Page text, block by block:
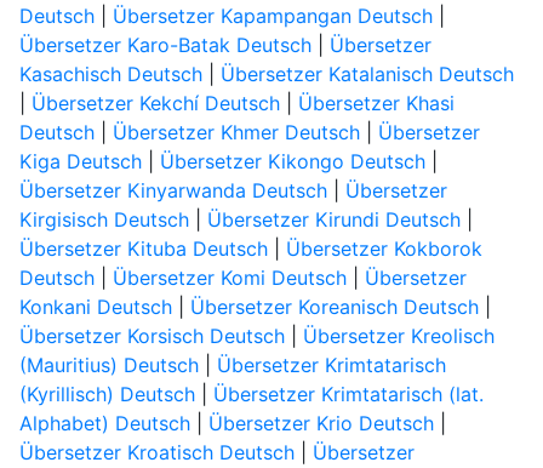
Deutsch| Übersetzer Kapampangan Deutsch|
Übersetzer Karo-Batak Deutsch| Übersetzer
Kasachisch Deutsch| Übersetzer Katalanisch Deutsch
Übersetzer Kekchí Deutsch| Übersetzer Khasi
Deutsch| Übersetzer Khmer Deutsch| Übersetzer
Kiga Deutsch| Übersetzer Kikongo Deutsch|
Übersetzer Kinyarwanda Deutsch| Übersetzer
Kirgisisch Deutsch| Übersetzer Kirundi Deutsch|
Übersetzer Kituba Deutsch| Übersetzer Kokborok
Deutsch| Übersetzer Komi Deutsch| Übersetzer
Konkani Deutsch| Übersetzer Koreanisch Deutsch|
Übersetzer Korsisch Deutsch| Übersetzer Kreolisch
(Mauritius) Deutsch| Übersetzer Krimtatarisch
(Kyrillisch) Deutsch| Übersetzer Krimtatarisch (lat.
Alphabet) Deutsch| Übersetzer Krio Deutsch|
Übersetzer Kroatisch Deutsch| Übersetzer